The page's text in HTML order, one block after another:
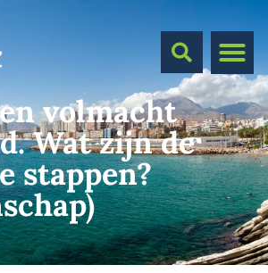
volmacht
Wat zijn de
stappen?